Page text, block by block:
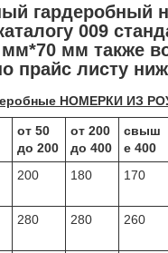
гардеробный
009
мм*70 мм также
прайс листу
НОМЕРКИ ИЗ
от 50
до 200
от 200
до 400
свыш
е 400
200 180 170
280 280 260